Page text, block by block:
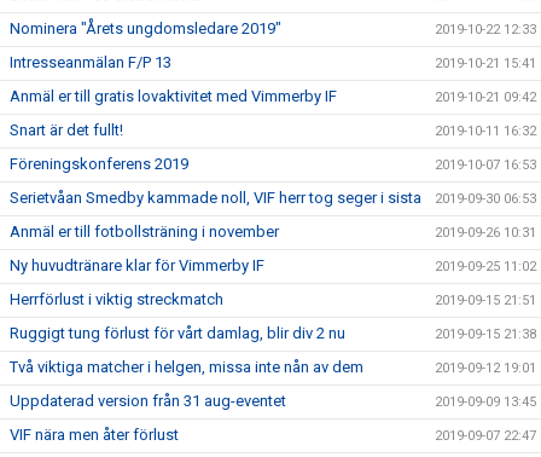
Nominera "Årets ungdomsledare 2019" 2019-10-22 12:33
Intresseanmälan F/P 13 2019-10-21 15:41
Anmäl er till gratis lovaktivitet med Vimmerby IF 2019-10-21 09:42
Snart är det fullt! 2019-10-11 16:32
Föreningskonferens 2019 2019-10-07 16:53
Serietvåan Smedby kammade noll, VIF herr tog seger i sista 2019-09-30 06:53
Anmäl er till fotbollsträning i november 2019-09-26 10:31
Ny huvudtränare klar för Vimmerby IF 2019-09-25 11:02
Herrförlust i viktig streckmatch 2019-09-15 21:51
Ruggigt tung förlust för vårt damlag, blir div 2 nu 2019-09-15 21:38
Två viktiga matcher i helgen, missa inte nån av dem 2019-09-12 19:01
Uppdaterad version från 31 aug-eventet 2019-09-09 13:45
VIF nära men åter förlust 2019-09-07 22:47